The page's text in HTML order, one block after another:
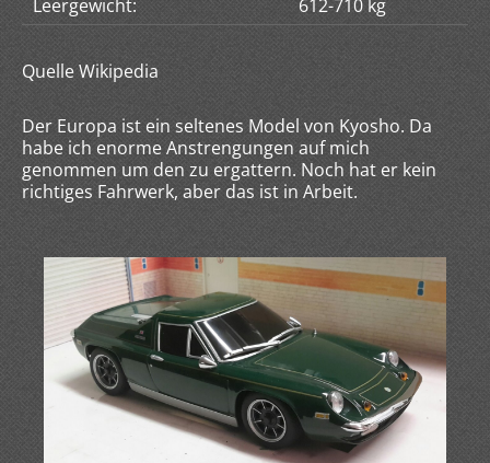
Leergewicht:
612-710 kg
Quelle Wikipedia
Der Europa ist ein seltenes Model von Kyosho. Da
habe ich enorme Anstrengungen auf mich
genommen um den zu ergattern. Noch hat er kein
richtiges Fahrwerk, aber das ist in Arbeit.